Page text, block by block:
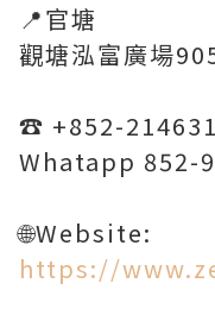
📍官塘
觀塘泓富廣場
☎️ +852-
Whatapp 852-
🌐Website:
https://